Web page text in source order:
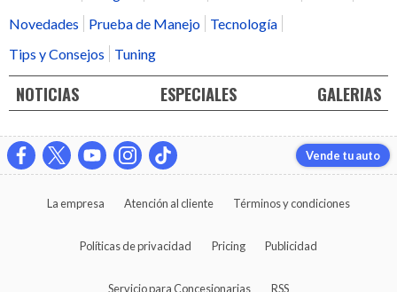
Novedades
Prueba de Manejo
Tecnología
Tips y Consejos
Tuning
NOTICIAS ESPECIALES GALERIAS
Vende tu auto
La empresa Atención al cliente Términos y condiciones
Políticas de privacidad Pricing Publicidad
Servicio para Concesionarias RSS